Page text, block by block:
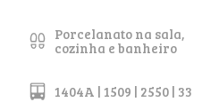
Porcelanato na sala,
cozinha e banheiro
1404A | 1509 | 2550 | 33